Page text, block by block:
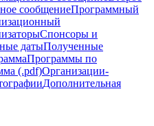
сообщениеПрограммный
Спонсоры и
датыПолученные
Программы по
(.pdf)Организации-
Дополнительная